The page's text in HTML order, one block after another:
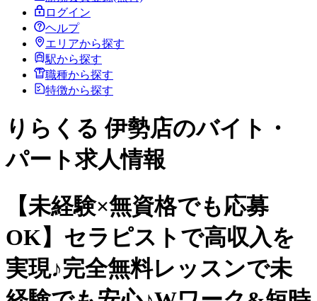
ログイン
ヘルプ
エリアから探す
駅から探す
職種から探す
特徴から探す
りらくる 伊勢店のバイト・
パート求人情報
【未経験×無資格でも応募
OK】セラピストで高収入を
実現♪完全無料レッスンで未